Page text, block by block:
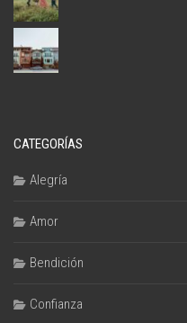
CATEGORÍAS
Alegría
Amor
Bendición
Confianza